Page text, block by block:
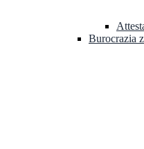
Burocrazia